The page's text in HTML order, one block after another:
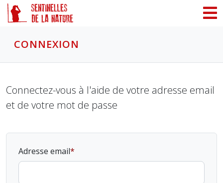
CONNEXION
Connectez-vous à l'aide de votre adresse email
et de votre mot de passe
Adresse email
Panneau de gestion des cookies